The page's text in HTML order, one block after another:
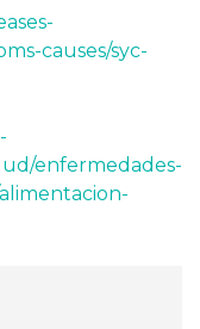
causes/syc-
enfermedades-